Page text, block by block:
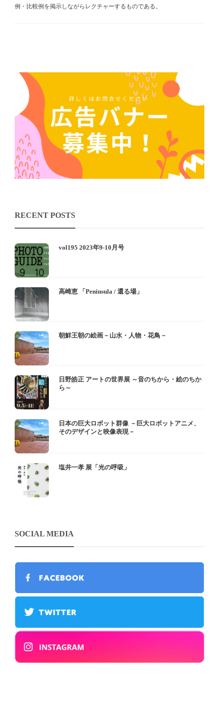
例・比較例を掲示しながらレクチャーするものである。
RECENT POSTS
vol195 2023年9-10月号
高崎恵 「Peninsula / 還る場」
朝鮮王朝の絵画－山水・人物・花鳥－
日野皓正 アートの世界展 ～音のちから・絵のちか
ら～
日本の巨大ロボット群像 －巨大ロボットアニメ、
そのデザインと映像表現－
塩井一孝 展「光の呼吸」
SOCIAL MEDIA